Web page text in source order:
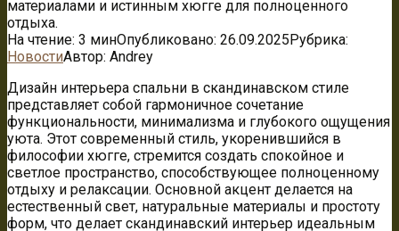
материалами и истинным хюгге для полноценного
отдыха.
На чтение: 3 минОпубликовано: 26.09.2025Рубрика:
НовостиАвтор: Andrey
Дизайн интерьера спальни в скандинавском стиле
представляет собой гармоничное сочетание
функциональности, минимализма и глубокого ощущения
уюта. Этот современный стиль, укоренившийся в
философии хюгге, стремится создать спокойное и
светлое пространство, способствующее полноценному
отдыху и релаксации. Основной акцент делается на
естественный свет, натуральные материалы и простоту
форм, что делает скандинавский интерьер идеальным